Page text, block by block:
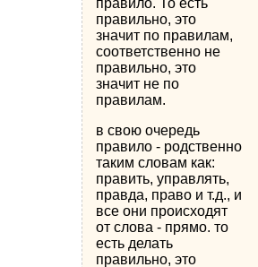
правило. То есть
правильно, это
значит по правилам,
соответственно не
правильно, это
значит не по
правилам.
в свою очередь
правило - родственно
таким словам как:
править, управлять,
правда, право и т.д., и
все они происходят
от слова - прямо. то
есть делать
правильно, это